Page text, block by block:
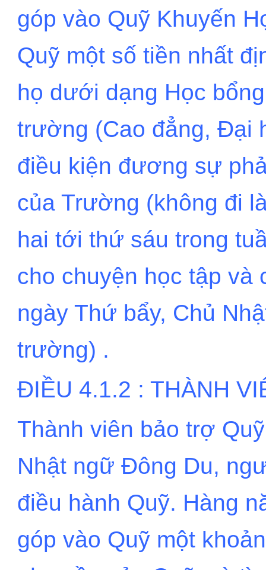
góp vào Quỹ Khuyến
Quỹ một số tiền nhất
họ dưới dạng Học
trường (Cao đẳng, Đại
điều kiện đương sự
của Trường (không đi
hai tới thứ sáu trong
cho chuyện học tập và
ngày Thứ bẩy, Chủ
trường) .
ĐIỀU 4.1.2 : THÀNH
Thành viên bảo trợ
Nhật ngữ Đông Du,
điều hành Quỹ. Hàng
góp vào Quỹ một